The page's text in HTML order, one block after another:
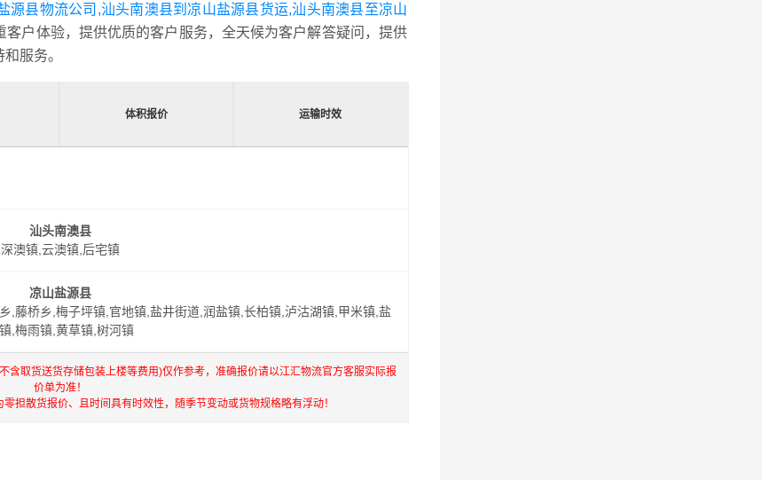
源县物流公司,汕头南澳县到凉山盐源县货运,汕头南澳县至凉山
户体验，提供优质的客户服务，全天候为客户解答疑问，提供
服务。
体积报价 运输时效
汕头南澳县
深澳镇,云澳镇,后宅镇
凉山盐源县
,藤桥乡,梅子坪镇,官地镇,盐井街道,润盐镇,长柏镇,泸沽湖镇,甲米镇,盐
,梅雨镇,黄草镇,树河镇
含取货送货存储包装上楼等费用)仅作参考，准确报价请以江汇物流官方客服实际报
价单为准！
担散货报价、且时间具有时效性，随季节变动或货物规格略有浮动！